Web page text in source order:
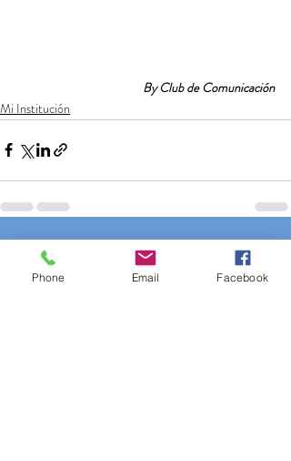
By Club de Comunicación
Mi Institución
Entradas recientes Ver todo
Phone Email Facebook